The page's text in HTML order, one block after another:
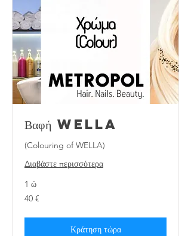
Βαφή WELLA
(Colouring of WELLA)
Διαβάστε περισσότερα
1 ώ
40
ευρώ
40 €
Κράτηση τώρα